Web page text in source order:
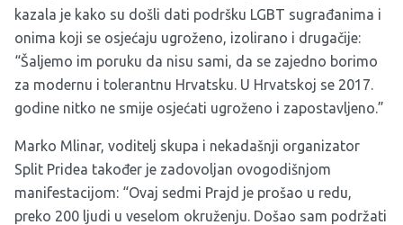
kazala je kako su došli dati podršku LGBT sugrađanima i
onima koji se osjećaju ugroženo, izolirano i drugačije:
“Šaljemo im poruku da nisu sami, da se zajedno borimo
za modernu i tolerantnu Hrvatsku. U Hrvatskoj se 2017.
godine nitko ne smije osjećati ugroženo i zapostavljeno.”
Marko Mlinar, voditelj skupa i nekadašnji organizator
Split Pridea također je zadovoljan ovogodišnjom
manifestacijom: “Ovaj sedmi Prajd je prošao u redu,
preko 200 ljudi u veselom okruženju. Došao sam podržati